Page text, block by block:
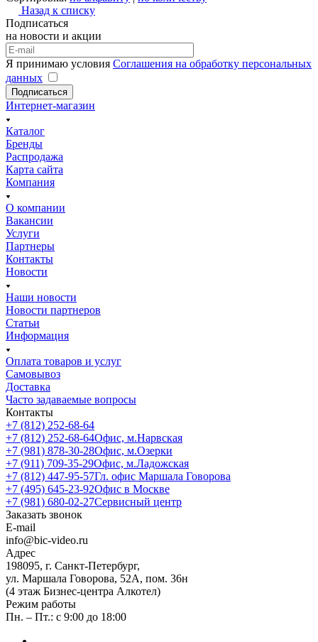
Назад к списку
Подписаться
на новости и акции
Я принимаю условия Соглашения на обработку персональных
данных
Подписаться
Интернет-магазин
Каталог
Бренды
Распродажа
Карта сайта
Компания
О компании
Вакансии
Услуги
Партнеры
Контакты
Новости
Наши новости
Новости партнеров
Статьи
Информация
Оплата товаров и услуг
Самовывоз
Доставка
Часто задаваемые вопросы
Контакты
+7 (812) 252-68-64
+7 (812) 252-68-64Офис, м.Нарвская
+7 (981) 878-30-28Офис, м.Озерки
+7 (911) 709-35-29Офис, м.Ладожская
+7 (812) 447-95-57Гл. офис Маршала Говорова
+7 (495) 645-23-92Офис в Москве
+7 (981) 680-02-27Сервисный центр
Заказать звонок
E-mail
info@bic-video.ru
Адрес
198095, г. Санкт-Петербург,
ул. Маршала Говорова, 52А, пом. 36н
(4 этаж Бизнес-центра Алкотел)
Режим работы
Пн. – Пт.: с 9:00 до 18:00